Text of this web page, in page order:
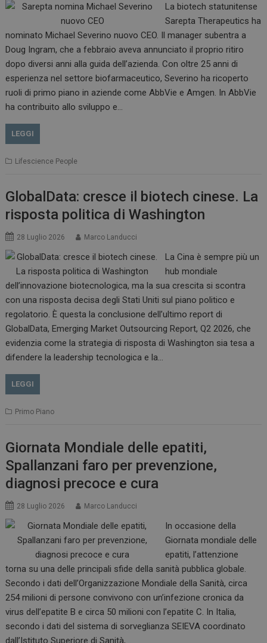
La biotech statunitense
Sarepta Therapeutics ha
nominato Michael Severino nuovo CEO. Il manager subentra a
Doug Ingram, che a febbraio aveva annunciato il proprio ritiro
dopo diversi anni alla guida dell’azienda. Con oltre 25 anni di
esperienza nel settore biofarmaceutico, Severino ha ricoperto
ruoli di primo piano in aziende come AbbVie e Amgen. In AbbVie
ha contribuito allo sviluppo e…
LEGGI
Lifescience People
GlobalData: cresce il biotech cinese. La
risposta politica di Washington
28 Luglio 2026 Marco Landucci
La Cina è sempre più un
hub mondiale
dell’innovazione biotecnologica, ma la sua crescita si scontra
con una risposta decisa degli Stati Uniti sul piano politico e
regolatorio. È questa la conclusione dell’ultimo report di
GlobalData, Emerging Market Outsourcing Report, Q2 2026, che
evidenzia come la strategia di risposta di Washington sia tesa a
difendere la leadership tecnologica e la…
LEGGI
Primo Piano
Giornata Mondiale delle epatiti,
Spallanzani faro per prevenzione,
diagnosi precoce e cura
28 Luglio 2026 Marco Landucci
In occasione della
Giornata mondiale delle
epatiti, l’attenzione
torna su una delle principali sfide della sanità pubblica globale.
Secondo i dati dell’Organizzazione Mondiale della Sanità, circa
254 milioni di persone convivono con un’infezione cronica da
virus dell’epatite B e circa 50 milioni con l’epatite C. In Italia,
secondo i dati del sistema di sorveglianza SEIEVA coordinato
dall’Istituto Superiore di Sanità,…